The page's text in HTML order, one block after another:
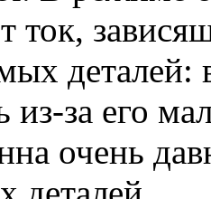
ток,
деталей:
из-за его
очень